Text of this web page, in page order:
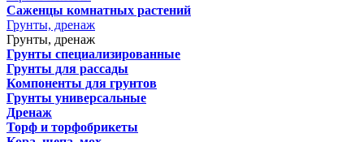
Саженцы комнатных растений
Грунты, дренаж
Грунты, дренаж
Грунты специализированные
Грунты для рассады
Компоненты для грунтов
Грунты универсальные
Дренаж
Торф и торфобрикеты